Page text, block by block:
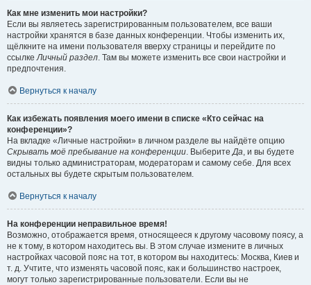
Как мне изменить мои настройки?
Если вы являетесь зарегистрированным пользователем, все ваши
настройки хранятся в базе данных конференции. Чтобы изменить их,
щёлкните на имени пользователя вверху страницы и перейдите по
ссылкеЛичный раздел. Там вы можете изменить все свои настройки и
предпочтения.
Вернуться к началу
Как избежать появления моего имени в списке «Кто сейчас на
конференции»?
На вкладке «Личные настройки» в личном разделе вы найдёте опцию
Скрывать моё пребывание на конференции. ВыберитеДа, и вы будете
видны только администраторам, модераторам и самому себе. Для всех
остальных вы будете скрытым пользователем.
Вернуться к началу
На конференции неправильное время!
Возможно, отображается время, относящееся к другому часовому поясу, а
не к тому, в котором находитесь вы. В этом случае измените в личных
настройках часовой пояс на тот, в котором вы находитесь: Москва, Киев и
т. д. Учтите, что изменять часовой пояс, как и большинство настроек,
могут только зарегистрированные пользователи. Если вы не